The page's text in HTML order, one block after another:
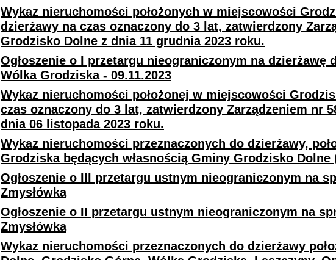
Wykaz nieruchomości położonych w miejscowości
dzierżawy na czas oznaczony do 3 lat, zatwierdzony
Grodzisko Dolne z dnia 11 grudnia 2023 roku.
Ogłoszenie o I przetargu nieograniczonym na dzierżawę
Wólka Grodziska - 09.11.2023
Wykaz nieruchomości położonej w miejscowości
czas oznaczony do 3 lat, zatwierdzony Zarządzeniem nr
dnia 06 listopada 2023 roku.
Wykaz nieruchomości przeznaczonych do dzierżawy,
Grodziska będących własnością Gminy Grodzisko
Ogłoszenie o III przetargu ustnym nieograniczonym na
Zmysłówka
Ogłoszenie o II przetargu ustnym nieograniczonym na
Zmysłówka
Wykaz nieruchomości przeznaczonych do dzierżawy